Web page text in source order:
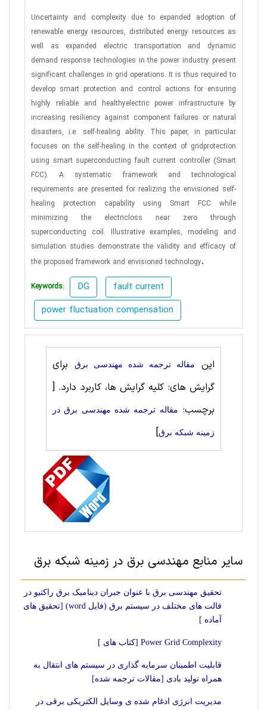
Uncertainty and complexity due to expanded adoption of
renewable energy resources, distributed energy resources as
well as expanded electric transportation and dynamic
demand response technologies in the power industry present
significant challenges in grid operations. It is thus required to
develop smart protection and control actions for ensuring
highly reliable and healthyelectric power infrastructure by
increasing resiliency against component failures or natural
disasters, i.e. self-healing ability. This paper, in particular
focuses on the self-healing in the context of gridprotection
using smart superconducting fault current controller (Smart
FCC). A systematic framework and technological
requirements are presented for realizing the envisioned self-
healing protection capability using Smart FCC while
minimizing the electricloss near zero through
superconducting coil. Illustrative examples, modeling and
simulation studies demonstrate the validity and efficacy of
the proposed framework and envisioned technology.
Keywords: DG
fault current
power fluctuation compensation
این مقاله ترجمه شده مهندسی برق
برای
گرایش های: کلیه گرایش ها، کاربرد دارد. [
برچسب: مقاله ترجمه شده مهندسی برق در
زمینه شبکه برق]
سایر منابع مهندسی برق در زمینه شبکه برق
تحقیق مهندسی برق با عنوان جبران دینامیک برق راکتیو در
فالت های مختلف در سیستم برق (فایل word) [تحقیق های
آماده ]
Power Grid Complexity [کتاب های ]
قابلیت اطمینان سرمایه گذاری در سیستم های انتقال به
همراه تولید بادی [مقالات ترجمه شده]
مدیریت انرژی ادغام شده ی وسایل الکتریکی برقی در